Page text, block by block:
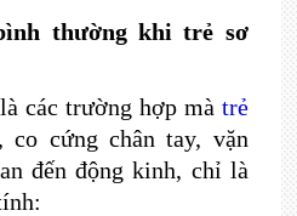
thường khi trẻ sơ
các trường hợp mà trẻ
, co cứng chân tay, vặn
đến động kinh, chỉ là